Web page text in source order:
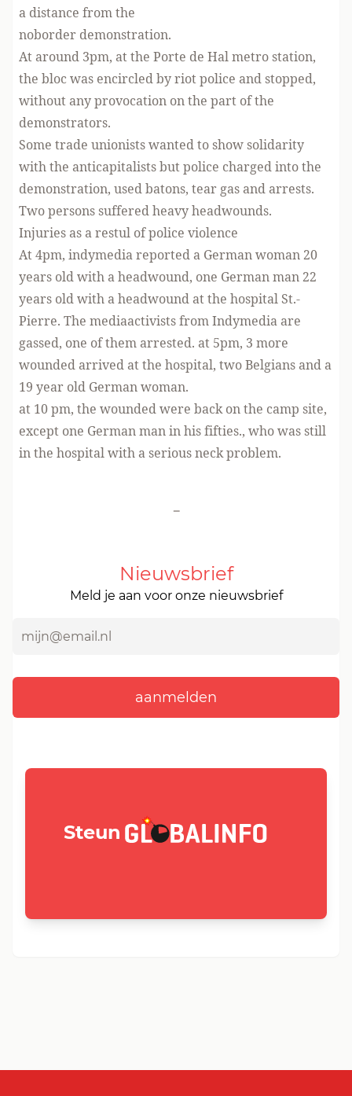
a distance from the
noborder demonstration.
At around 3pm, at the Porte de Hal metro station,
the bloc was encircled by riot police and stopped,
without any provocation on the part of the
demonstrators.
Some trade unionists wanted to show solidarity
with the anticapitalists but police charged into the
demonstration, used batons, tear gas and arrests.
Two persons suffered heavy headwounds.
Injuries as a restul of police violence
At 4pm, indymedia reported a German woman 20
years old with a headwound, one German man 22
years old with a headwound at the hospital St.-
Pierre. The mediaactivists from Indymedia are
gassed, one of them arrested. at 5pm, 3 more
wounded arrived at the hospital, two Belgians and a
19 year old German woman.
at 10 pm, the wounded were back on the camp site,
except one German man in his fifties., who was still
in the hospital with a serious neck problem.
-
Nieuwsbrief
Meld je aan voor onze nieuwsbrief
Steun GLOBALINFO.nl